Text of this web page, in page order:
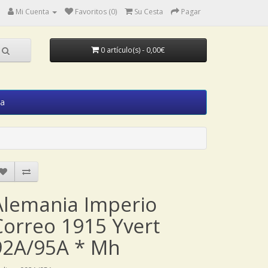
Mi Cuenta Favoritos (0) Su Cesta Pagar
0 artículo(s) - 0,00€
Imperio
1915 Yvert
95A * Mh